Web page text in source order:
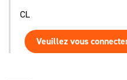
CL
Veuillez vous